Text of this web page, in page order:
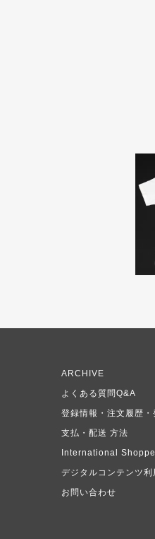
ARCHIVE
よくある質問Q&A
登録情報・注文履歴・
支払・配送 方法
International
デジタルコンテンツ利
お問い合わせ